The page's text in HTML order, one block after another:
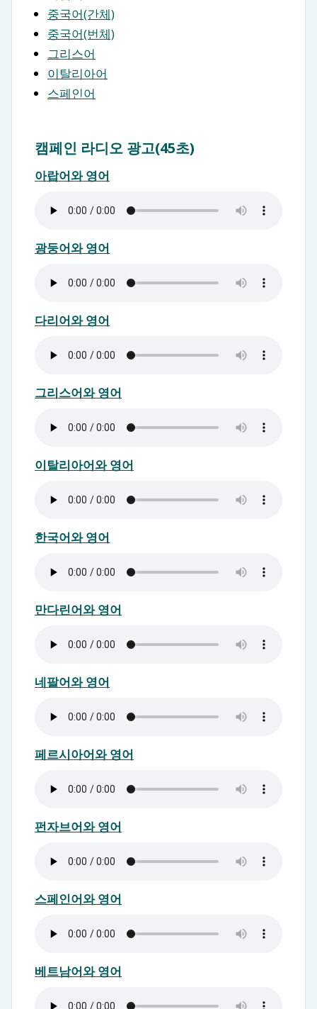
중국어(간체)
중국어(번체)
그리스어
이탈리아어
스페인어
캠페인 라디오 광고(45초)
아랍어와 영어
광둥어와 영어
다리어와 영어
그리스어와 영어
이탈리아어와 영어
한국어와 영어
만다린어와 영어
네팔어와 영어
페르시아어와 영어
펀자브어와 영어
스페인어와 영어
베트남어와 영어